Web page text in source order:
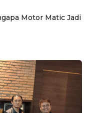
Motor Matic Jadi